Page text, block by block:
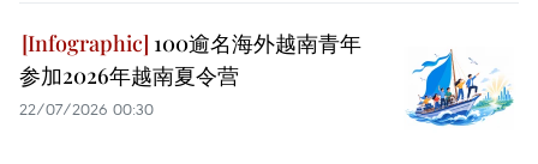
100逾名海外越南青年
参加2026年越南夏令营
22/07/2026 00:30